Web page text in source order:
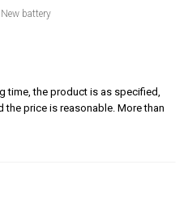
battery
time, the product is as specified,
price is reasonable. More than